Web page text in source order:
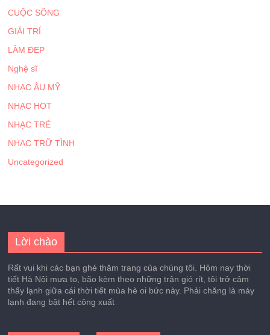
CUỘC SỐNG
GIẢI TRÍ
LÀM ĐẸP
Nghệ sĩ
NHẠC ÂU MỸ
NHẠC HOT
NHẠC TRẺ
NHẠC TRỮ TÌNH
Uncategorized
Lời chào
Rất vui khi các bạn ghé thăm trang của chúng tôi. Hôm nay thời
tiết Hà Nội mưa to, bão kèm theo những trận gió rít, tôi trở cảm
thấy lạnh giữa cái thời tiết mùa hè oi bức này. Phải chăng là máy
lạnh đang bật hết công xuất